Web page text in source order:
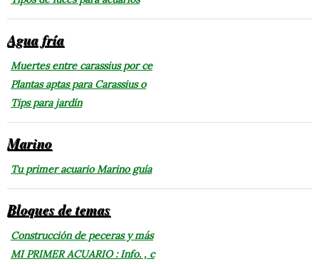
Agua fría
Muertes entre carassius por ce
Plantas aptas para Carassius o
Tips para jardín
Marino
Tu primer acuario Marino guía
Bloques de temas
Construcción de peceras y más
MI PRIMER ACUARIO : Info. , c